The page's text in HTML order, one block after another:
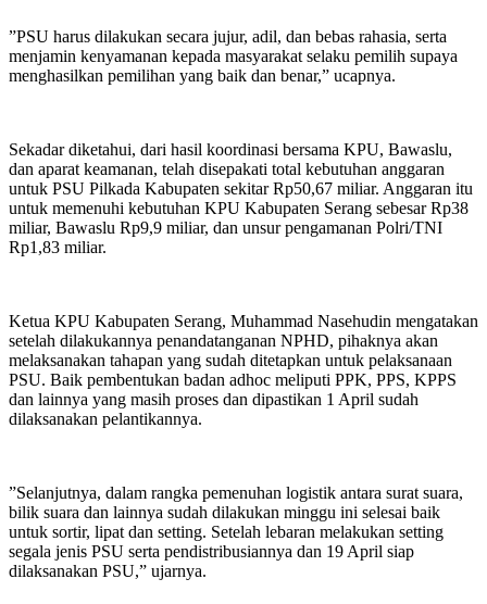
”PSU harus dilakukan secara jujur, adil, dan bebas rahasia, serta
menjamin kenyamanan kepada masyarakat selaku pemilih supaya
menghasilkan pemilihan yang baik dan benar,” ucapnya.
Sekadar diketahui, dari hasil koordinasi bersama KPU, Bawaslu,
dan aparat keamanan, telah disepakati total kebutuhan anggaran
untuk PSU Pilkada Kabupaten sekitar Rp50,67 miliar. Anggaran itu
untuk memenuhi kebutuhan KPU Kabupaten Serang sebesar Rp38
miliar, Bawaslu Rp9,9 miliar, dan unsur pengamanan Polri/TNI
Rp1,83 miliar.
Ketua KPU Kabupaten Serang, Muhammad Nasehudin mengatakan
setelah dilakukannya penandatanganan NPHD, pihaknya akan
melaksanakan tahapan yang sudah ditetapkan untuk pelaksanaan
PSU. Baik pembentukan badan adhoc meliputi PPK, PPS, KPPS
dan lainnya yang masih proses dan dipastikan 1 April sudah
dilaksanakan pelantikannya.
”Selanjutnya, dalam rangka pemenuhan logistik antara surat suara,
bilik suara dan lainnya sudah dilakukan minggu ini selesai baik
untuk sortir, lipat dan setting. Setelah lebaran melakukan setting
segala jenis PSU serta pendistribusiannya dan 19 April siap
dilaksanakan PSU,” ujarnya.